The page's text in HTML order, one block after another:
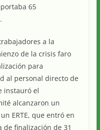
65
a la
de la crisis faro
para
al personal directo de
instauró el
alcanzaron un
ERTE, que entró en
de finalización de 31